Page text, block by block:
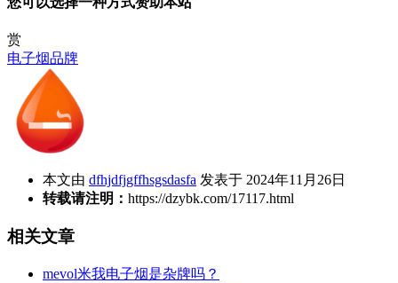
赏
电子烟品牌
本文由 dfhjdfjgffhsgsdasfa 发表于 2024年11月26日
转载请注明： https://dzybk.com/17117.html
相关文章
mevol米我电子烟是杂牌吗？